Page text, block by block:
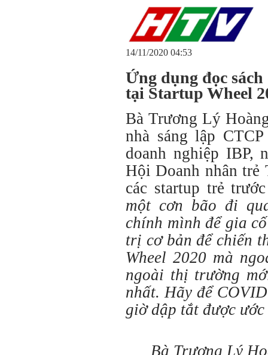
14/11/2020 04:53
Ứng dụng đọc
tại Startup Wheel
Bà Trương Lý
nhà sáng lập
doanh nghiệp IBP,
Hội Doanh nhân trẻ
các startup trẻ
một cơn bão đi
chính mình để gia
trị cơ bản để chiến
Wheel 2020 mà
ngoài thị trường
nhất. Hãy để
giờ dập tắt được
Bà Trương Lý